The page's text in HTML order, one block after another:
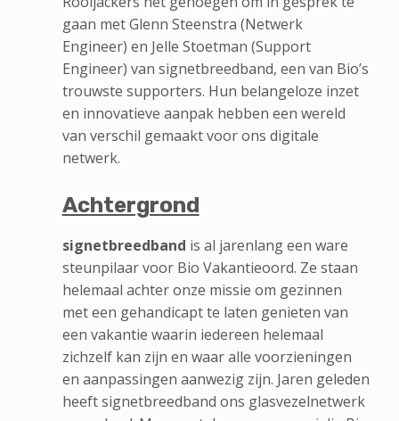
gaan met Glenn Steenstra (Netwerk
Engineer) en Jelle Stoetman (Support
Engineer) van signetbreedband, een van Bio’s
trouwste supporters. Hun belangeloze inzet
en innovatieve aanpak hebben een wereld
van verschil gemaakt voor ons digitale
netwerk.
Achtergrond
signetbreedband is al jarenlang een ware
steunpilaar voor Bio Vakantieoord. Ze staan
helemaal achter onze missie om gezinnen
met een gehandicapt te laten genieten van
een vakantie waarin iedereen helemaal
zichzelf kan zijn en waar alle voorzieningen
en aanpassingen aanwezig zijn. Jaren geleden
heeft signetbreedband ons glasvezelnetwerk